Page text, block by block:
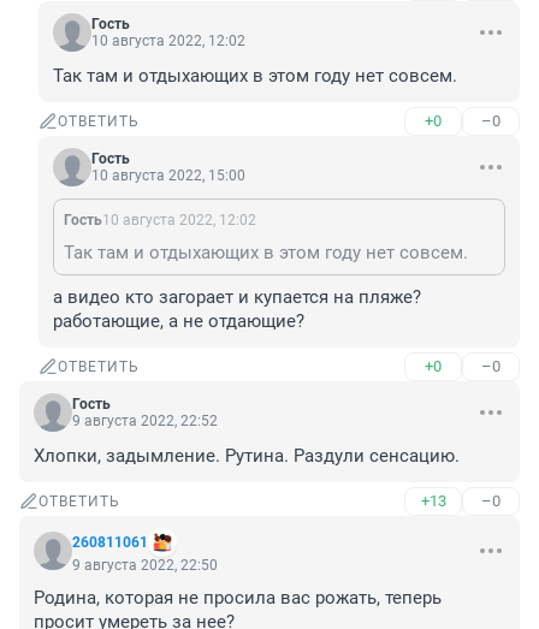
Гость
10 августа 2022, 12:02
Так там и отдыхающих в этом году нет совсем.
ОТВЕТИТЬ +0 –0
Гость
10 августа 2022, 15:00
Гость10 августа 2022, 12:02
Так там и отдыхающих в этом году нет совсем.
а видео кто загорает и купается на пляже?
работающие, а не отдающие?
ОТВЕТИТЬ +0 –0
Гость
9 августа 2022, 22:52
Хлопки, задымление. Рутина. Раздули сенсацию.
ОТВЕТИТЬ +13 –0
260811061
9 августа 2022, 22:50
Родина, которая не просила вас рожать, теперь
просит умереть за нее?